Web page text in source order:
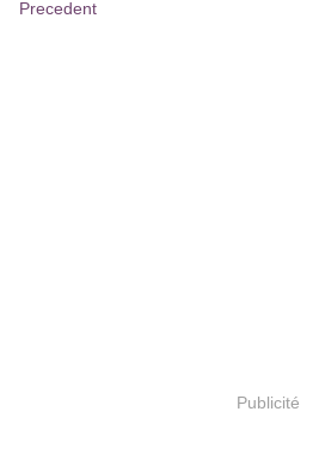
Publicité